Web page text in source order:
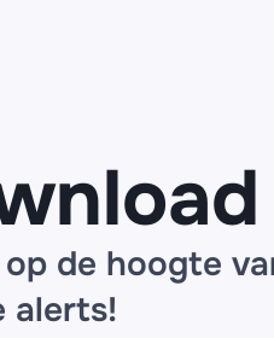
de hoogte
alerts!